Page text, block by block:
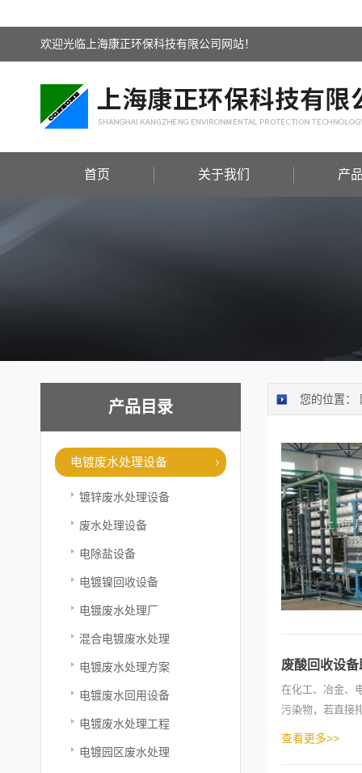
欢迎光临上海康正环保科技有限公司网站！
首页 关于我们 产
产品目录
电镀废水处理设备
镀锌废水处理设备
废水处理设备
电除盐设备
电镀镍回收设备
电镀废水处理厂
混合电镀废水处理
电镀废水处理方案
电镀废水回用设备
电镀废水处理工程
电镀园区废水处理
您的位置：
废酸回收设
在化工、冶金、
污染物，若直接
核心配套...
查看更多>>